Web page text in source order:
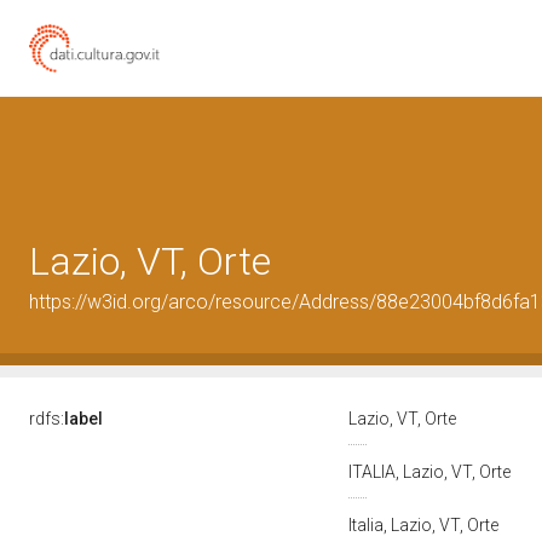
Lazio, VT, Orte
https://w3id.org/arco/resource/Address/
rdfs: label Lazio, VT, Orte
ITALIA, Lazio, VT, Orte
Italia, Lazio, VT, Orte